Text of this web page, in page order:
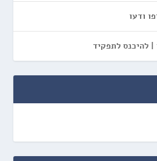
ודעו
להיכנס לתפקיד